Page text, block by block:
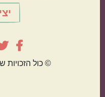
© כול הזכויות